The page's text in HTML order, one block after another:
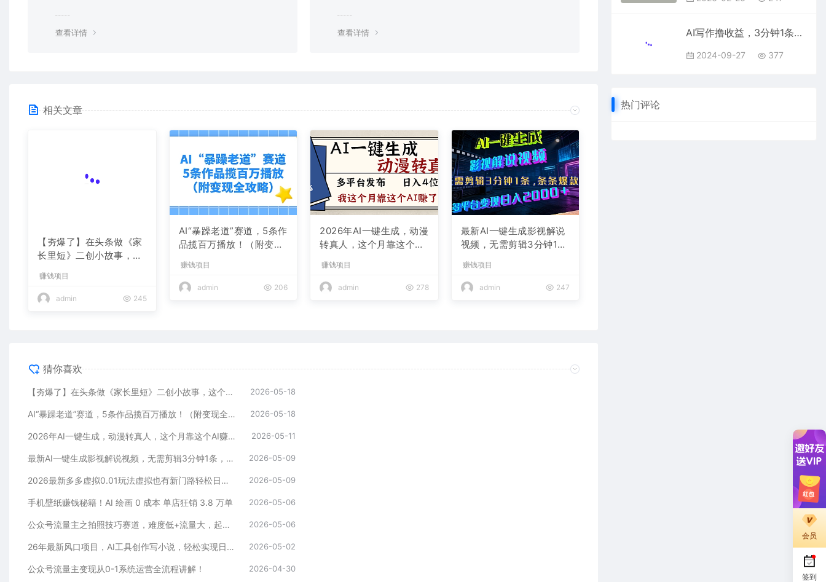
查看详情 查看详情
相关文章
长里短》二创小故事，这
个月收益2w+
AI“暴躁老道”赛道，5条作
品揽百万播放！（附变现
赚钱项目
admin 206
2026年AI一键生成，动漫
转真人，这个月靠这个AI
赚钱项目
admin 278
最新AI一键生成影视解说
视频，无需剪辑3分钟1
现日入2000+
赚钱项目
admin 247
2024-09-27 377
热门评论
会员
签到